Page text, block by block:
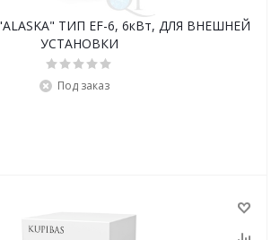
ТИП EF-6, 6кВт, ДЛЯ ВНЕШНЕЙ
УСТАНОВКИ
Под заказ